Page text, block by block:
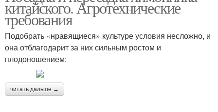
китайского. Агротехнические
требования
Подобрать «нравящиеся» культуре условия несложно, и
она отблагодарит за них сильным ростом и
плодоношением:
читать дальше →